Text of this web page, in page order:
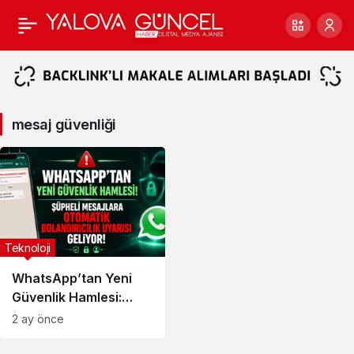
mesaj
güvenliği
Haberleri
mesaj güvenliği
WhatsApp’tan Yeni
Güvenlik Hamlesi:
Şüpheli Mesajlara
Teknoloji
2 ay önce